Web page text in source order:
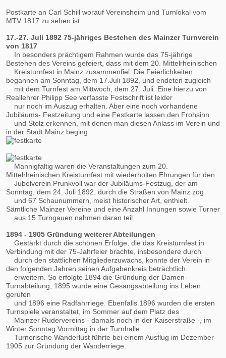
Postkarte an Carl Schill worauf Vereinsheim und Turnlokal vom
MTV 1817 zu sehen ist
17.-27. Juli 1892 75-jähriges Bestehen des Mainzer Turnverein
von 1817
In besonders prächtigem Rahmen wurde das 75-jährige
Bestehen des Vereins gefeiert, dass mit dem 20. Mittelrheinischen
Kreisturnfest in Mainz zusammenfiel. Die Feierlichkeiten
begannen am Sonntag, dem 17.Juli 1892, und endeten zugleich
mit dem Turnfest am Mittwoch, dem 27. Juli. Eine hierzu von
Reallehrer Philipp See verfasste Festschrift ist leider
nur noch im Auszug erhalten. Aber eine noch vorhandene
Jubiläums- Festzeitung und eine Festkarte lassen den Frohsinn
und Stolz erkennen, mit denen man diesen Anlass im Verein und
in der Stadt Mainz beging.
Mannigfaltig waren die Veranstaltungen zum 20.
Mittelrheinischen Kreisturnfest mit wiederholten Ehrungen für den
Jubelverein Prunkvoll war der Jubiläums-Festzug, der am
Sonntag, dem 24. Juli 1892, durch die Straßen von Mainz zog
und 67 Schaunummern, meist historischer Art, enthielt.
Sämtliche Mainzer Vereine und eine Anzahl Innungen sowie Turner
aus 15 Turngauen nahmen daran teil.
1894 - 1905 Gründung weiterer Abteilungen
Gestärkt durch die schönen Erfolge, die das Kreisturnfest in
Verbindung mit der 75-Jahrfeier brachte, insbesondere durch
durch den stattlichen Mitgliederzuwachs, konnte der Verein in
den folgenden Jahren seinen Aufgabenkreis beträchtlich
erweitern. So erfolgte 1894 die Gründung der Damen-
Turnabteilung, 1895 wurde eine Gesangsabteilung ins Leben
gerufen
und 1896 eine Radfahrriege. Ebenfalls 1896 wurden die ersten
Turnspiele veranstaltet, im Sommer auf dem Platz des
Mainzer Rudervereins - damals noch in der Kaiserstraße -, im
Winter Sonntag Vormittag in der Turnhalle.
Turnerische Wanderlust führte bei einem Ausflug im Dezember
1905 zur Gründung der Wanderriege.